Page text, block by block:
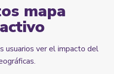
mapa
usuarios ver el impacto del